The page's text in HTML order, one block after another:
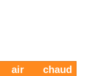
air chaud